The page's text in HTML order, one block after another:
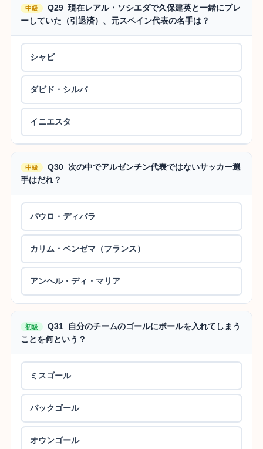
中級
Q29 現在レアル・ソシエダで久保建英と一緒にプレ
ーしていた（引退済）、元スペイン代表の名手は？
シャビ
ダビド・シルバ
イニエスタ
中級
Q30 次の中でアルゼンチン代表ではないサッカー選
手はだれ？
パウロ・ディバラ
カリム・ベンゼマ（フランス）
アンヘル・ディ・マリア
初級
Q31 自分のチームのゴールにボールを入れてしまう
ことを何という？
ミスゴール
バックゴール
オウンゴール